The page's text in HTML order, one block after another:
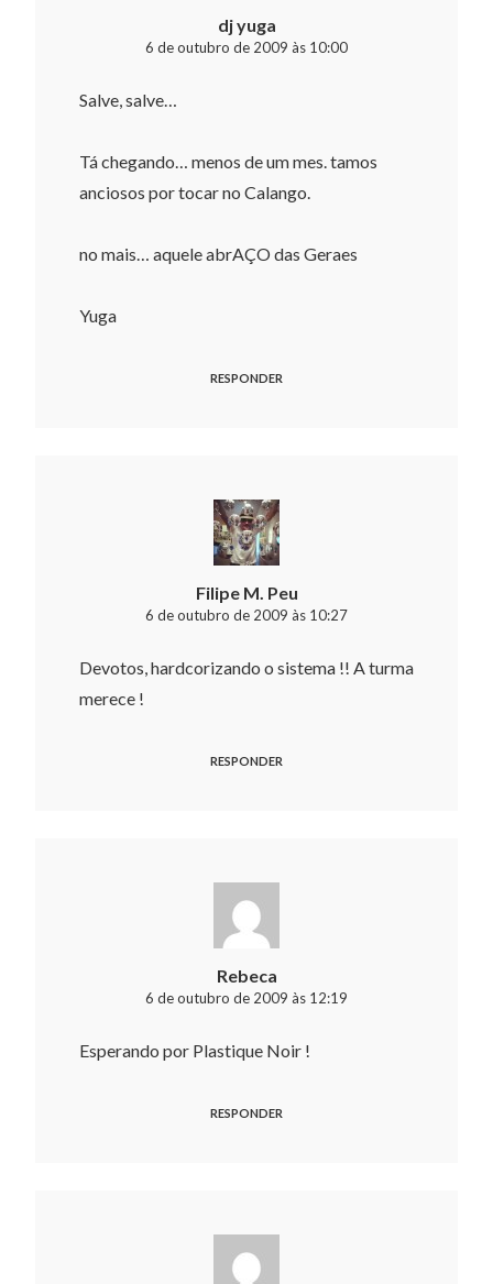
dj yuga
6 de outubro de 2009 às 10:00
Salve, salve…
Tá chegando… menos de um mes. tamos
anciosos por tocar no Calango.
no mais… aquele abrAÇO das Geraes
Yuga
RESPONDER
Filipe M. Peu
6 de outubro de 2009 às 10:27
Devotos, hardcorizando o sistema !! A turma
merece !
RESPONDER
Rebeca
6 de outubro de 2009 às 12:19
Esperando por Plastique Noir !
RESPONDER